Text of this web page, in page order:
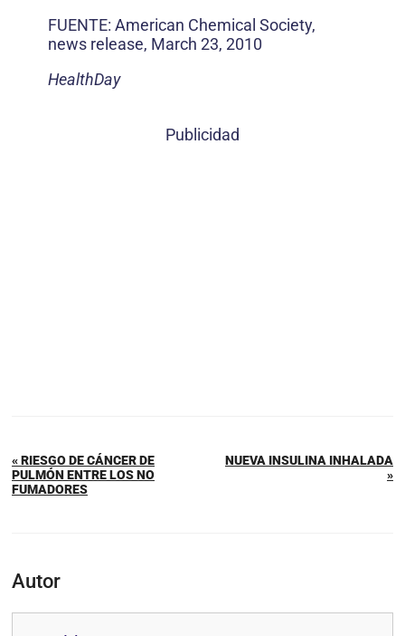
FUENTE: American Chemical Society,
news release, March 23, 2010
HealthDay
Publicidad
« RIESGO DE CÁNCER DE
PULMÓN ENTRE LOS NO
FUMADORES
NUEVA INSULINA INHALADA
»
Autor